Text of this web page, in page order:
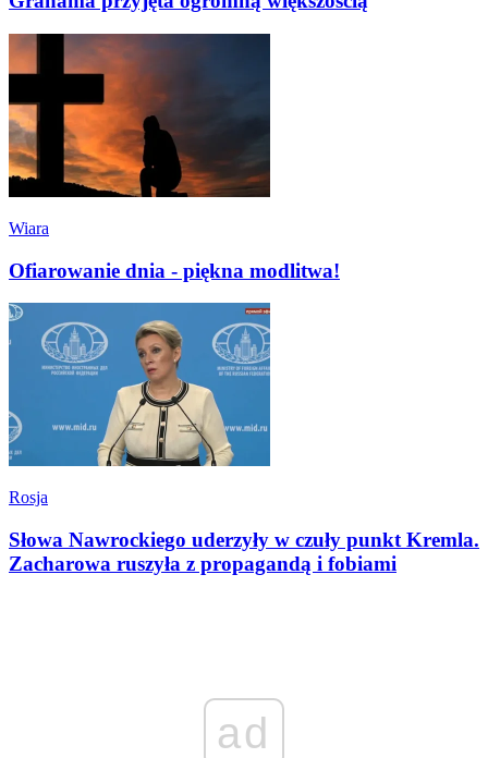
Wiara
Ofiarowanie dnia - piękna modlitwa!
Rosja
Słowa Nawrockiego uderzyły w czuły punkt Kremla.
Zacharowa ruszyła z propagandą i fobiami
ad